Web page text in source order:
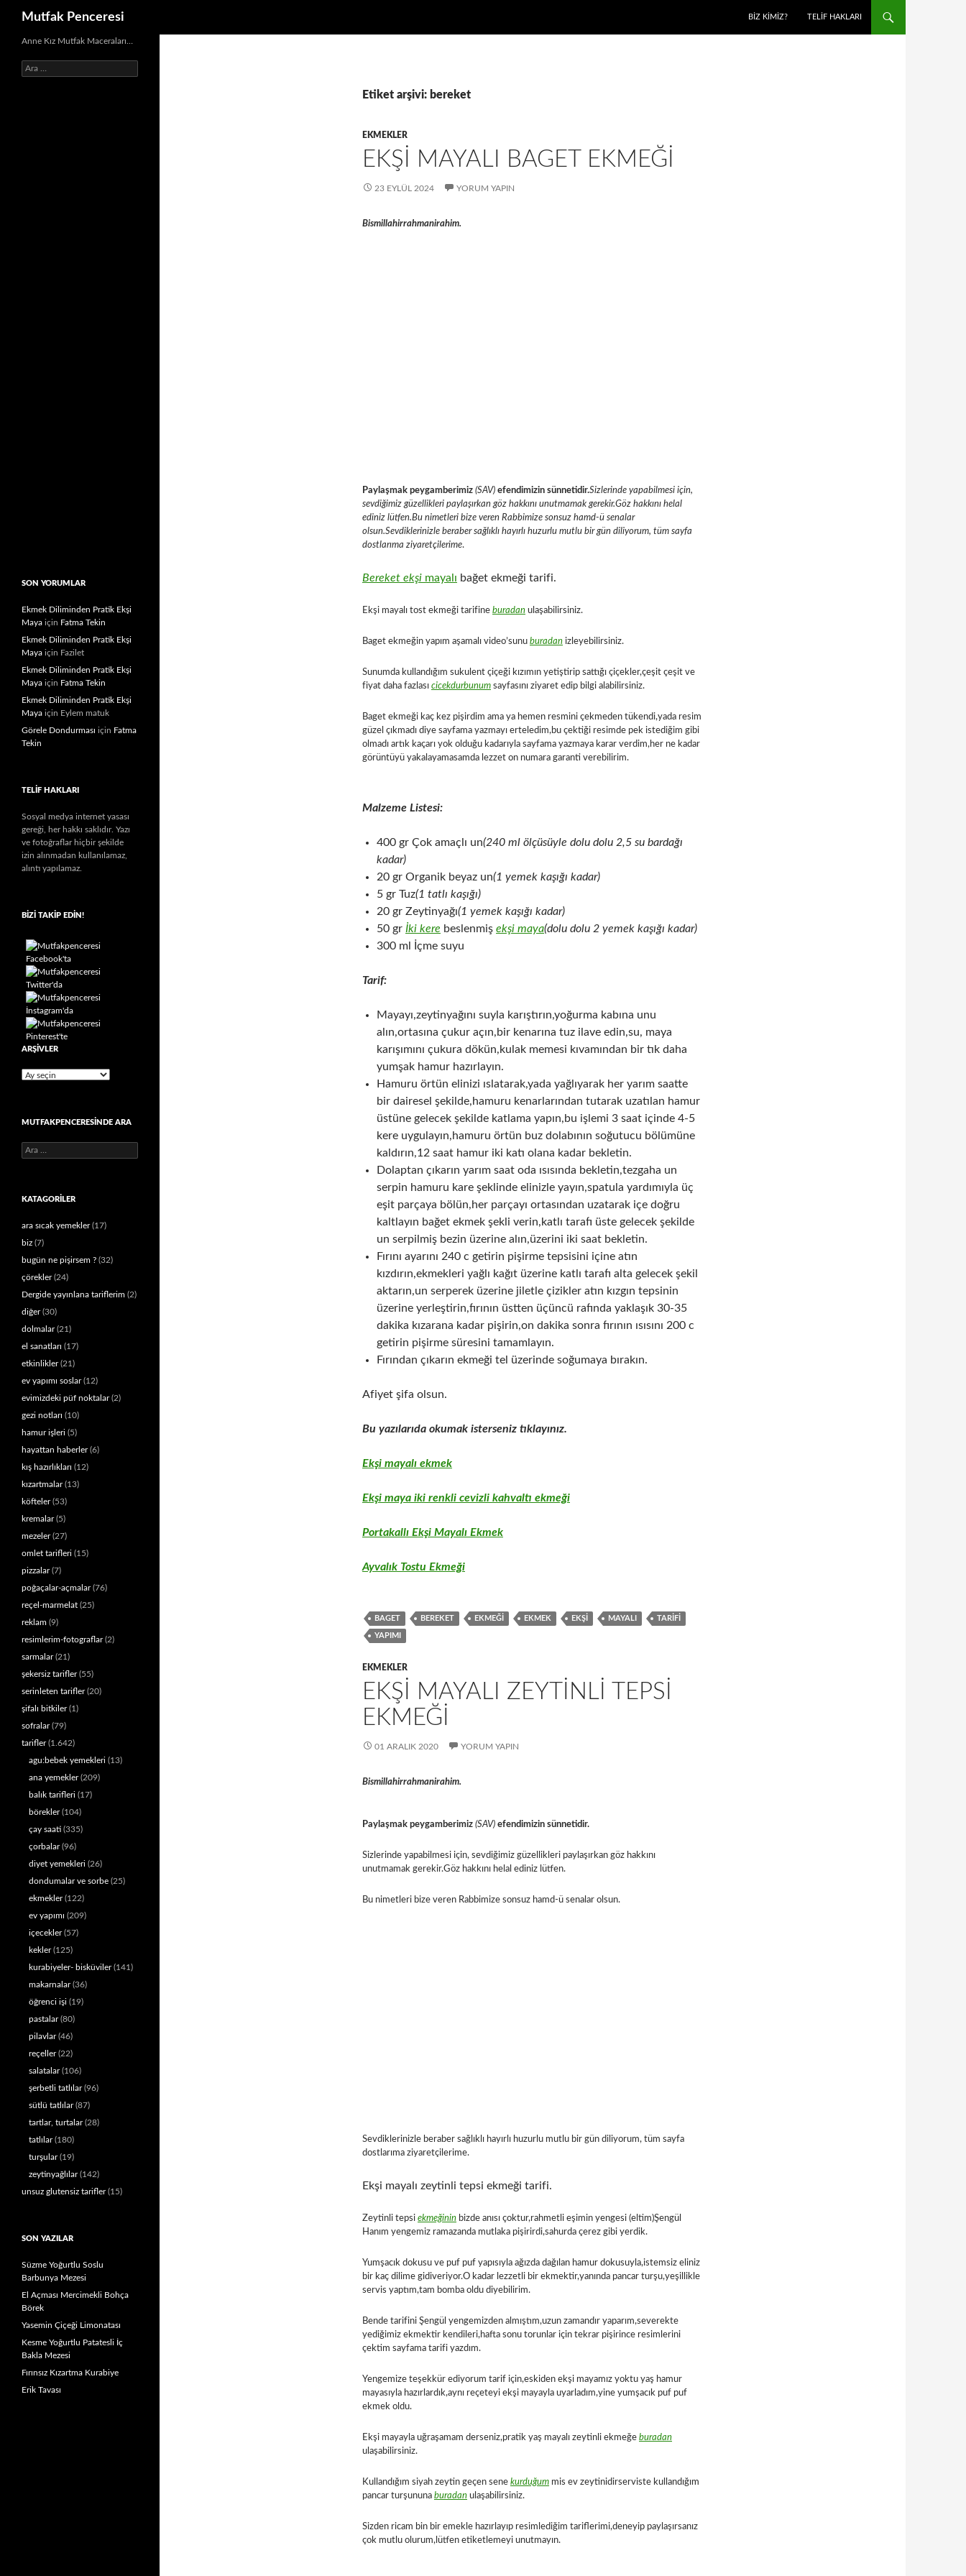
İçeriğe
Mutfak Penceresi BIZ KIMIZ? TELIF HAKLARI
Etiket arşivi: bereket
EKMEKLER
EKŞI MAYALI BAGET EKMEĞI
23 EYLÜL 2024 YORUM YAPIN
Bismillahirrahmanirahim.
Paylaşmak peygamberimiz (SAV) efendimizin sünnetidir.Sizlerinde yapabilmesi için,
sevdiğimiz güzellikleri paylaşırkan göz hakkını unutmamak gerekir.Göz hakkını helal
ediniz lütfen.Bu nimetleri bize veren Rabbimize sonsuz hamd-ü senalar
olsun.Sevdiklerinizle beraber sağlıklı hayırlı huzurlu mutlu bir gün diliyorum, tüm sayfa
dostlarıma ziyaretçilerime.
Bereket ekşi mayalı bağet ekmeği tarifi.
Ekşi mayalı tost ekmeği tarifine buradan ulaşabilirsiniz.
Baget ekmeğin yapım aşamalı video’sunu buradan izleyebilirsiniz.
Sunumda kullandığım sukulent çiçeği kızımın yetiştirip sattığı çiçekler,çeşit çeşit ve
fiyat daha fazlası cicekdurbunum sayfasını ziyaret edip bilgi alabilirsiniz.
Baget ekmeği kaç kez pişirdim ama ya hemen resmini çekmeden tükendi,yada resim
güzel çıkmadı diye sayfama yazmayı erteledim,bu çektiği resimde pek istediğim gibi
olmadı artık kaçarı yok olduğu kadarıyla sayfama yazmaya karar verdim,her ne kadar
görüntüyü yakalayamasamda lezzet on numara garanti verebilirim.
Malzeme Listesi:
400 gr Çok amaçlı un(240 ml ölçüsüyle dolu dolu 2,5 su bardağı
kadar)
20 gr Organik beyaz un(1 yemek kaşığı kadar)
5 gr Tuz(1 tatlı kaşığı)
20 gr Zeytinyağı(1 yemek kaşığı kadar)
50 gr İki kere beslenmiş ekşi maya(dolu dolu 2 yemek kaşığı kadar)
300 ml İçme suyu
Tarif:
Mayayı,zeytinyağını suyla karıştırın,yoğurma kabına unu
alın,ortasına çukur açın,bir kenarına tuz ilave edin,su, maya
karışımını çukura dökün,kulak memesi kıvamından bir tık daha
yumşak hamur hazırlayın.
Hamuru örtün elinizi ıslatarak,yada yağlıyarak her yarım saatte
bir dairesel şekilde,hamuru kenarlarından tutarak uzatılan hamur
üstüne gelecek şekilde katlama yapın,bu işlemi 3 saat içinde 4-5
kere uygulayın,hamuru örtün buz dolabının soğutucu bölümüne
kaldırın,12 saat hamur iki katı olana kadar bekletin.
Dolaptan çıkarın yarım saat oda ısısında bekletin,tezgaha un
serpin hamuru kare şeklinde elinizle yayın,spatula yardımıyla üç
eşit parçaya bölün,her parçayı ortasından uzatarak içe doğru
kaltlayın bağet ekmek şekli verin,katlı tarafı üste gelecek şekilde
un serpilmiş bezin üzerine alın,üzerini iki saat bekletin.
Fırını ayarını 240 c getirin pişirme tepsisini içine atın
kızdırın,ekmekleri yağlı kağıt üzerine katlı tarafı alta gelecek şekil
aktarın,un serperek üzerine jiletle çizikler atın kızgın tepsinin
üzerine yerleştirin,fırının üstten üçüncü rafında yaklaşık 30-35
dakika kızarana kadar pişirin,on dakika sonra fırının ısısını 200 c
getirin pişirme süresini tamamlayın.
Fırından çıkarın ekmeği tel üzerinde soğumaya bırakın.
Afiyet şifa olsun.
Bu yazılarıda okumak isterseniz tıklayınız.
Ekşi mayalı ekmek
Ekşi maya iki renkli cevizli kahvaltı ekmeği
Portakallı Ekşi Mayalı Ekmek
Ayvalık Tostu Ekmeği
BAGET BEREKET EKMEĞI EKMEK EKŞI MAYALI TARIFI
YAPIMI
EKMEKLER
EKŞI MAYALI ZEYTINLI TEPSI
EKMEĞI
01 ARALIK 2020 YORUM YAPIN
Bismillahirrahmanirahim.
Paylaşmak peygamberimiz (SAV) efendimizin sünnetidir.
Sizlerinde yapabilmesi için, sevdiğimiz güzellikleri paylaşırkan göz hakkını
unutmamak gerekir.Göz hakkını helal ediniz lütfen.
Bu nimetleri bize veren Rabbimize sonsuz hamd-ü senalar olsun.
Sevdiklerinizle beraber sağlıklı hayırlı huzurlu mutlu bir gün diliyorum, tüm sayfa
dostlarıma ziyaretçilerime.
Ekşi mayalı zeytinli tepsi ekmeği tarifi.
Zeytinli tepsi ekmeğinin bizde anısı çoktur,rahmetli eşimin yengesi (eltim)Şengül
Hanım yengemiz ramazanda mutlaka pişirirdi,sahurda çerez gibi yerdik.
Yumşacık dokusu ve puf puf yapısıyla ağızda dağılan hamur dokusuyla,istemsiz eliniz
bir kaç dilime gidiveriyor.O kadar lezzetli bir ekmektir,yanında pancar turşu,yeşillikle
servis yaptım,tam bomba oldu diyebilirim.
Bende tarifini Şengül yengemizden almıştım,uzun zamandır yaparım,severekte
yediğimiz ekmektir kendileri,hafta sonu torunlar için tekrar pişirince resimlerini
çektim sayfama tarifi yazdım.
Yengemize teşekkür ediyorum tarif için,eskiden ekşi mayamız yoktu yaş hamur
mayasıyla hazırlardık,aynı reçeteyi ekşi mayayla uyarladım,yine yumşacık puf puf
ekmek oldu.
Ekşi mayayla uğraşamam derseniz,pratik yaş mayalı zeytinli ekmeğe buradan
ulaşabilirsiniz.
Kullandığım siyah zeytin geçen sene kurduğum mis ev zeytinidirserviste kullandığım
pancar turşununa buradan ulaşabilirsiniz.
Sizden ricam bin bir emekle hazırlayıp resimlediğim tariflerimi,deneyip paylaşırsanız
çok mutlu olurum,lütfen etiketlemeyi unutmayın.
Anne Kız Mutfak Maceraları…
Arama:
SON YORUMLAR
Ekmek Diliminden Pratik Ekşi
Maya için Fatma Tekin
Ekmek Diliminden Pratik Ekşi
Maya için Fazilet
Ekmek Diliminden Pratik Ekşi
Maya için Fatma Tekin
Ekmek Diliminden Pratik Ekşi
Maya için Eylem matuk
Görele Dondurması için Fatma
Tekin
TELIF HAKLARI
Sosyal medya internet yasası
gereği, her hakkı saklıdır. Yazı
ve fotoğraflar hiçbir şekilde
izin alınmadan kullanılamaz,
alıntı yapılamaz.
BIZI TAKIP EDIN!
ARŞIVLER
Arşivler
MUTFAKPENCERESINDE ARA
Arama:
KATAGORILER
ara sıcak yemekler(17)
biz (7)
bugün ne pişirsem ? (32)
çörekler(24)
Dergide yayınlana tariflerim (2)
diğer(30)
dolmalar(21)
el sanatları (17)
etkinlikler(21)
ev yapımı soslar(12)
evimizdeki püf noktalar(2)
gezi notları (10)
hamur işleri (5)
hayattan haberler(6)
kış hazırlıkları (12)
kızartmalar(13)
köfteler(53)
kremalar(5)
mezeler(27)
omlet tarifleri (15)
pizzalar(7)
poğaçalar-açmalar(76)
reçel-marmelat (25)
reklam (9)
resimlerim-fotograflar(2)
sarmalar(21)
şekersiz tarifler(55)
serinleten tarifler(20)
şifalı bitkiler(1)
sofralar(79)
tarifler(1.642)
agu:bebek yemekleri (13)
ana yemekler(209)
balık tarifleri (17)
börekler(104)
çay saati (335)
çorbalar(96)
diyet yemekleri (26)
dondumalar ve sorbe (25)
ekmekler(122)
ev yapımı (209)
içecekler(57)
kekler(125)
kurabiyeler- bisküviler(141)
makarnalar(36)
öğrenci işi (19)
pastalar(80)
pilavlar(46)
reçeller(22)
salatalar(106)
şerbetli tatlılar(96)
sütlü tatlılar(87)
tartlar, turtalar(28)
tatlılar(180)
turşular(19)
zeytinyağlılar(142)
unsuz glutensiz tarifler(15)
SON YAZILAR
Süzme Yoğurtlu Soslu
Barbunya Mezesi
El Açması Mercimekli Bohça
Börek
Yasemin Çiçeği Limonatası
Kesme Yoğurtlu Patatesli İç
Bakla Mezesi
Fırınsız Kızartma Kurabiye
Erik Tavası